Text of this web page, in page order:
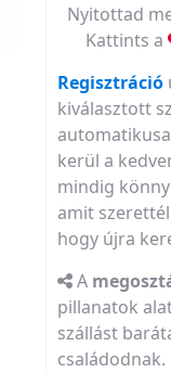
Nyitottad
Kattints a
Regisztráció
kiválasztott
kerül a
mindig
amit
hogy újra
A
pillanatok
szállást
családodnak.